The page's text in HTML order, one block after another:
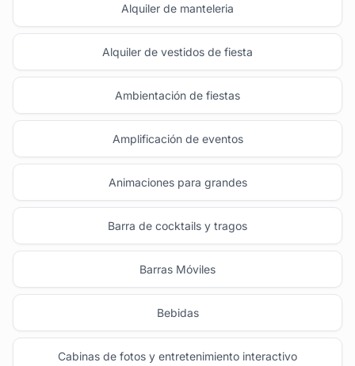
Alquiler de manteleria
Alquiler de vestidos de fiesta
Ambientación de fiestas
Amplificación de eventos
Animaciones para grandes
Barra de cocktails y tragos
Barras Móviles
Bebidas
Cabinas de fotos y entretenimiento interactivo